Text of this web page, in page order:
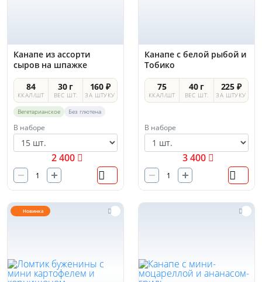
Канапе из ассорти
сыров на шпажке
84
ККАЛ/ШТ
30 г
ВЕС ШТ.
160 ₽
ЗА ШТУКУ
Вегетарианское Без глютена
В наборе
2 400
Канапе с белой рыбой и
Тобико
75
ККАЛ/ШТ
40 г
ВЕС ШТ.
225 ₽
ЗА ШТУКУ
В наборе
3 400
Новинка